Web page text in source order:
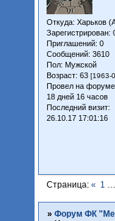
Откуда: Харьков
Зарегистрирован:
Приглашений: 0
Сообщений: 3610
Пол: Мужской
Возраст: 63 [1963-
Провел на
18 дней 16 часов
Последний визит:
26.10.17 17:01:16
Страница: « 1
» Форум ФК